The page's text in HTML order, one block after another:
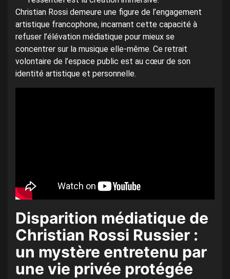
Christian Rossi demeure une figure de l’engagement
artistique francophone, incarnant cette capacité à
refuser l’élévation médiatique pour mieux se
concentrer sur la musique elle-même. Ce retrait
volontaire de l’espace public est au cœur de son
identité artistique et personnelle.
Disparition médiatique de
Christian Rossi Russier :
un mystère entretenu par
une vie privée protégée